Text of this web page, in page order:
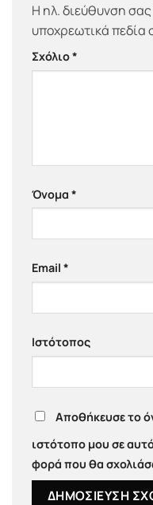
Η ηλ. διεύθυνση
υποχρεωτικά πεδία
Σχόλιο*
Όνομα *
Email *
Ιστότοπος
Αποθήκευσε το
ιστότοπο μου σε
φορά που θα